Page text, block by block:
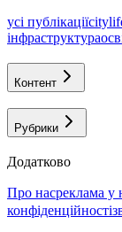
усі публікації
інфраструктура
Контент
Рубрики
Додатково
про насреклама у
конфіденційності